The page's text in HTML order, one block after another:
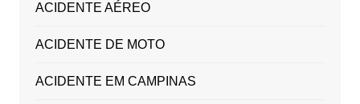
ACIDENTE AÉREO
ACIDENTE DE MOTO
ACIDENTE EM CAMPINAS